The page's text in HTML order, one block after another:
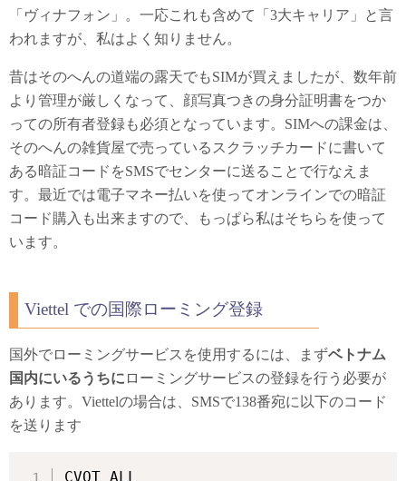
「ヴィナフォン」。一応これも含めて「3大キャリア」と言
われますが、私はよく知りません。
昔はそのへんの道端の露天でもSIMが買えましたが、数年前
より管理が厳しくなって、顔写真つきの身分証明書をつか
っての所有者登録も必須となっています。SIMへの課金は、
そのへんの雑貨屋で売っているスクラッチカードに書いて
ある暗証コードをSMSでセンターに送ることで行なえま
す。最近では電子マネー払いを使ってオンラインでの暗証
コード購入も出来ますので、もっぱら私はそちらを使って
います。
Viettel での国際ローミング登録
国外でローミングサービスを使用するには、まずベトナム
国内にいるうちに ローミングサービスの登録を行う必要が
あります。Viettelの場合は、SMSで138番宛に以下のコード
を送ります
CVQT ALL